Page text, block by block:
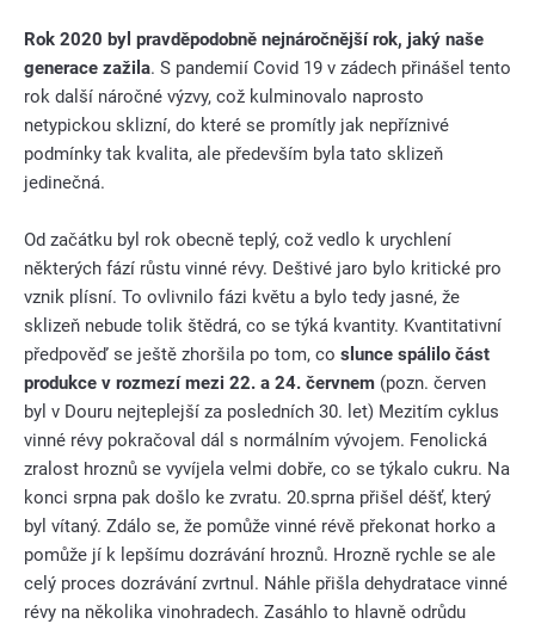
Rok 2020 byl pravděpodobně nejnáročnější rok, jaký naše
generace zažila. S pandemií Covid 19 v zádech přinášel tento
rok další náročné výzvy, což kulminovalo naprosto
netypickou sklizní, do které se promítly jak nepříznivé
podmínky tak kvalita, ale především byla tato sklizeň
jedinečná.
Od začátku byl rok obecně teplý, což vedlo k urychlení
některých fází růstu vinné révy. Deštivé jaro bylo kritické pro
vznik plísní. To ovlivnilo fázi květu a bylo tedy jasné, že
sklizeň nebude tolik štědrá, co se týká kvantity. Kvantitativní
předpověď se ještě zhoršila po tom, co slunce spálilo část
produkce v rozmezí mezi 22. a 24. červnem (pozn. červen
byl v Douru nejteplejší za posledních 30. let) Mezitím cyklus
vinné révy pokračoval dál s normálním vývojem. Fenolická
zralost hroznů se vyvíjela velmi dobře, co se týkalo cukru. Na
konci srpna pak došlo ke zvratu. 20.sprna přišel déšť, který
byl vítaný. Zdálo se, že pomůže vinné révě překonat horko a
pomůže jí k lepšímu dozrávání hroznů. Hrozně rychle se ale
celý proces dozrávání zvrtnul. Náhle přišla dehydratace vinné
révy na několika vinohradech. Zasáhlo to hlavně odrůdu